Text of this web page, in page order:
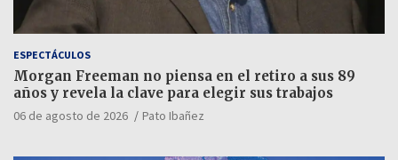
ESPECTÁCULOS
Morgan Freeman no piensa en el retiro a sus 89
años y revela la clave para elegir sus trabajos
06 de agosto de 2026 Pato Ibañez